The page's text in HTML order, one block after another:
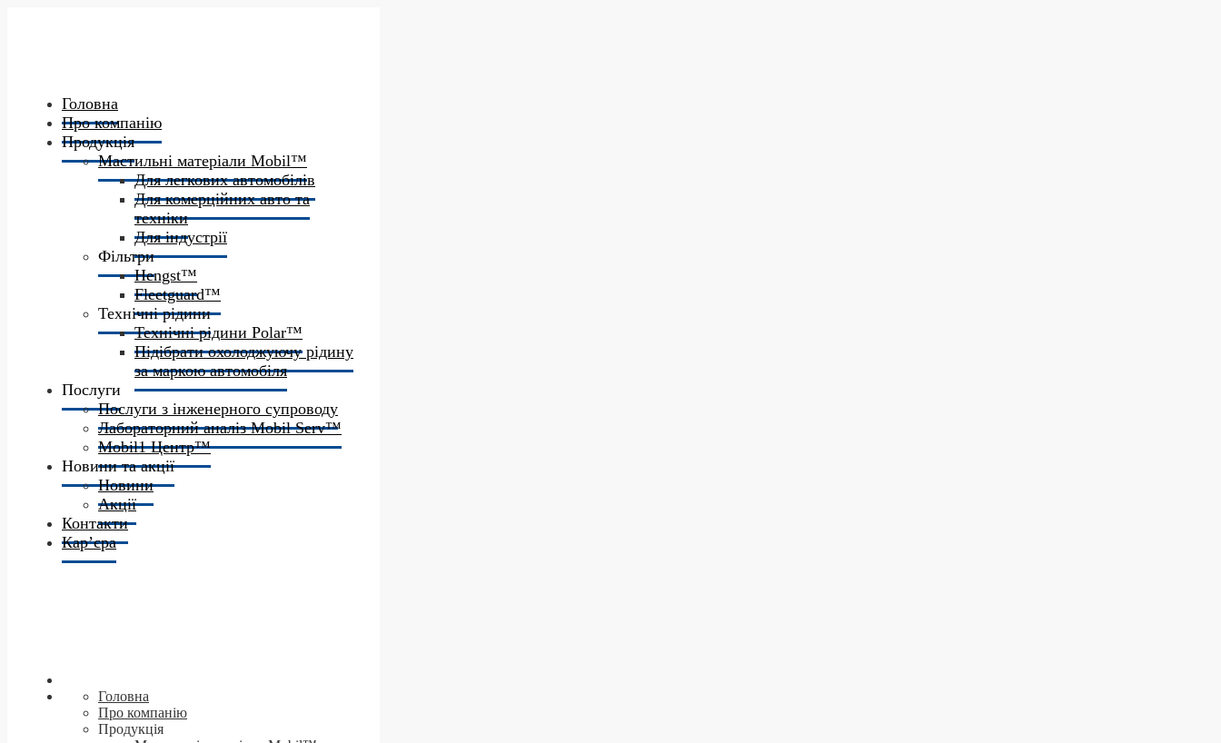
Головна
Про компанію
Продукція
Мастильні матеріали Mobil™
Для легкових автомобілів
Для комерційних авто та
техніки
Для індустрії
Фільтри
Hengst™
Fleetguard™
Технічні рідини
Технічні рідини Polar™
Підібрати охолоджуючу рідину
за маркою автомобіля
Послуги
Послуги з інженерного супроводу
Лабораторний аналіз Mobil Serv™
Mobil1 Центр™​
Новини та акції
Новини
Акції
Контакти
Кар’єра
Головна
Про компанію
Продукція